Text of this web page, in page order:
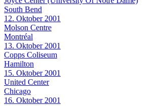
South Bend
12. Oktober 2001
Molson Centre
Montréal
13. Oktober 2001
Copps Coliseum
Hamilton
15. Oktober 2001
United Center
Chicago
16. Oktober 2001